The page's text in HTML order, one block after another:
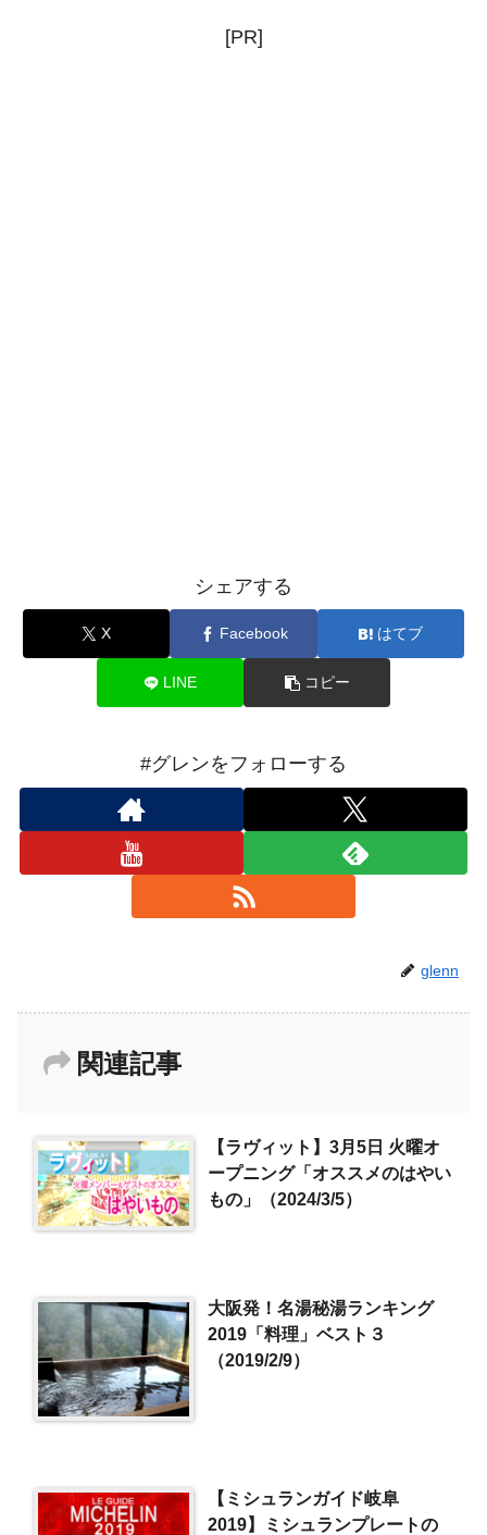
[PR]
シェアする
X Facebook はてブ
LINE コピー
#グレンをフォローする
glenn
関連記事
【ラヴィット】3月5日 火曜オ
ープニング「オススメのはやい
もの」（2024/3/5）
大阪発！名湯秘湯ランキング
2019「料理」ベスト３
（2019/2/9）
【ミシュランガイド岐阜
2019】ミシュランプレートの